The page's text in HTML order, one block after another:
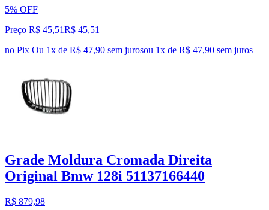
5% OFF
Preço R$ 45,51R$ 45,51
no Pix Ou 1x de R$ 47,90 sem jurosou 1x de R$ 47,90 sem juros
Grade Moldura Cromada Direita
Original Bmw 128i 51137166440
R$ 879,98